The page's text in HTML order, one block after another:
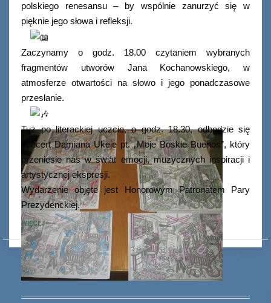
Ferie_2017_ODD_3.JPG
polskiego renesansu – by wspólnie zanurzyć się w
pięknie jego słowa i refleksji.
Zaczynamy o godz. 18.00 czytaniem wybranych
fragmentów utworów Jana Kochanowskiego, w
atmosferze otwartości na słowo i jego ponadczasowe
przesłanie.
Tuż po literackiej uczcie, o godz. 18.30, odbędzie się
koncert Damiana Ukeje pt. „Moje Boskie Buenos”, który
przeniesie nas w świat emocji, muzycznych inspiracji i
artystycznej ekspresji.
Wydarzenie objęte jest Honorowym Patronatem Pary
Prezydenckiej.
WIĘCEJ